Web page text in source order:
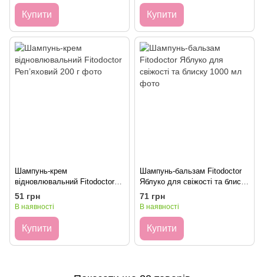
Купити Купити
Шампунь-крем
відновлювальний Fitodoctor
Реп’яховий 200 г
51 грн
В наявності
Купити
Шампунь-бальзам Fitodoctor
Яблуко для свіжості та блиску
1000 мл
71 грн
В наявності
Купити